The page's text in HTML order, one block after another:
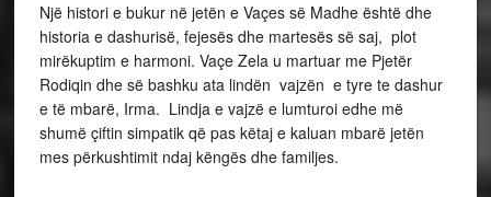
Një histori e bukur në jetën e Vaçes së Madhe është dhe
historia e dashurisë, fejesës dhe martesës së saj, plot
mirëkuptim e harmoni. Vaçe Zela u martuar me Pjetër
Rodiqin dhe së bashku ata lindën vajzën e tyre te dashur
e të mbarë, Irma. Lindjae vajzë e lumturoi edhe më
shumë çiftin simpatik që pas këtaj e kaluan mbarë jetën
mes përkushtimit ndaj këngës dhe familjes.